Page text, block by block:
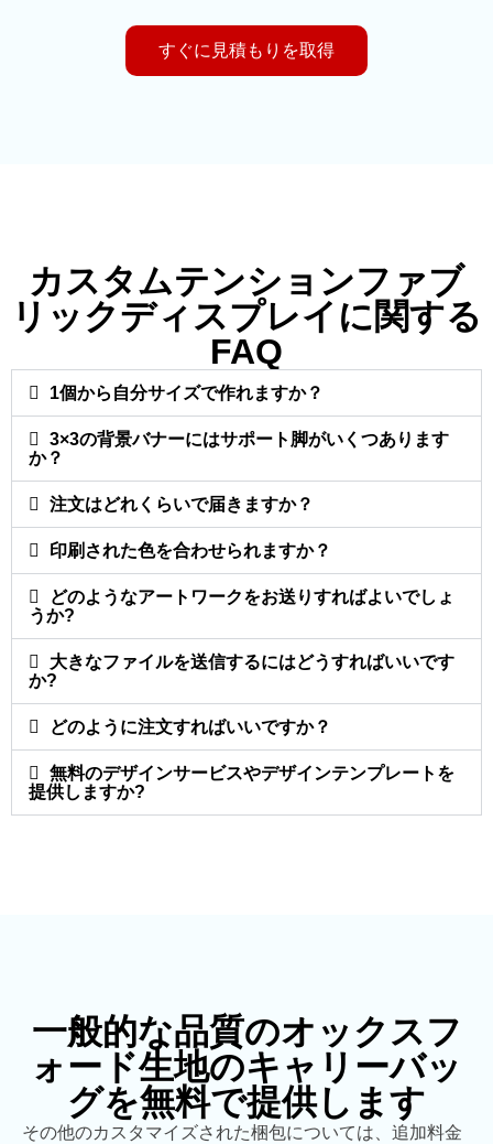
すぐに見積もりを取得
カスタムテンションファブ
リックディスプレイに関する
FAQ
1個から自分サイズで作れますか？
3×3の背景バナーにはサポート脚がいくつあります
か？
注文はどれくらいで届きますか？
印刷された色を合わせられますか？
どのようなアートワークをお送りすればよいでしょ
うか?
大きなファイルを送信するにはどうすればいいです
か?
どのように注文すればいいですか？
無料のデザインサービスやデザインテンプレートを
提供しますか?
一般的な品質のオックスフ
ォード生地のキャリーバッ
グを無料で提供します
その他のカスタマイズされた梱包については、追加料金